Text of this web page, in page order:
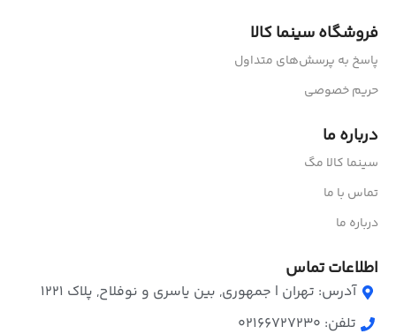
فروشگاه سینما کالا
پاسخ به پرسش‌های متداول
حریم خصوصی
درباره ما
سینما کالا مگ
تماس با ما
درباره ما
اطلاعات تماس
آدرس: تهران | جمهوری, بین یاسری و نوفلاح, پلاک ۱۲۲۱
تلفن: 02166727230